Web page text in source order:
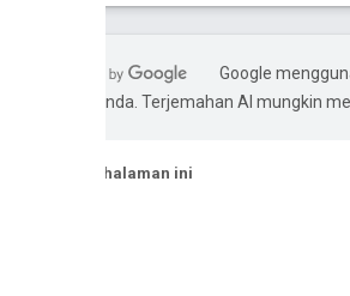
Google
pilihan Anda. Terjemahan AI mungkin
Pada halaman ini